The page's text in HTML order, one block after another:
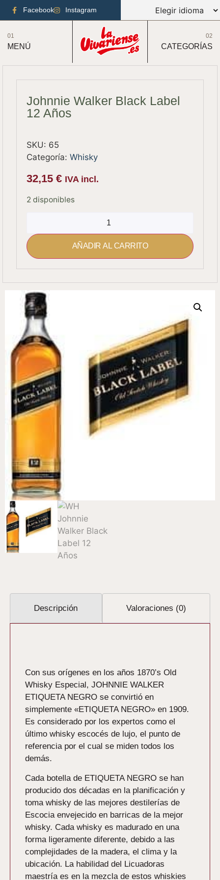
Facebook Instagram
01
MENÚ
02
CATEGORÍAS
Johnnie Walker Black Label
12 Años
SKU: 65
Categoría:Whisky
32,15€ IVA incl.
2 disponibles
AÑADIR AL CARRITO
Descripción Valoraciones (0)
Con sus orígenes en los años 1870’s Old
Whisky Especial, JOHNNIE WALKER
ETIQUETA NEGRO se convirtió en
simplemente «ETIQUETA NEGRO» en 1909.
Es considerado por los expertos como el
último whisky escocés de lujo, el punto de
referencia por el cual se miden todos los
demás.
Cada botella de ETIQUETA NEGRO se han
producido dos décadas en la planificación y
toma whisky de las mejores destilerías de
Escocia envejecido en barricas de la mejor
whisky. Cada whisky es madurado en una
forma ligeramente diferente, debido a las
complejidades de la madera, el clima y la
ubicación. La habilidad del Licuadoras
maestría es en la mezcla de estos whiskies